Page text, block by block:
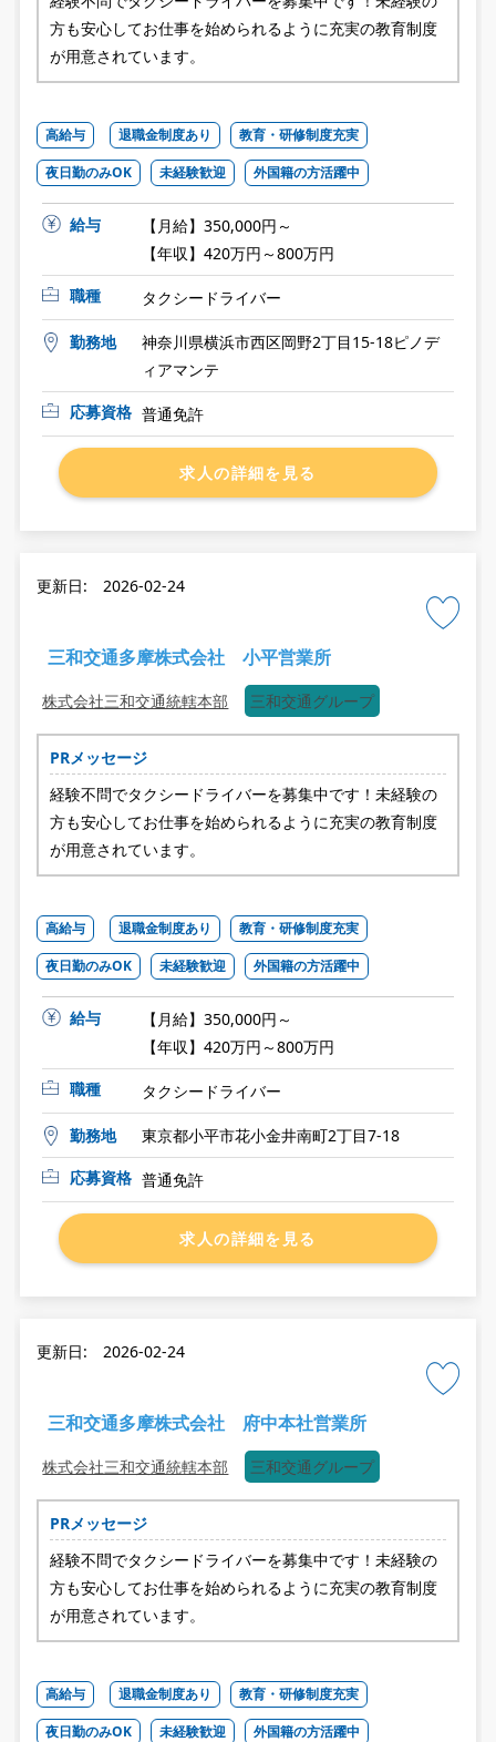
方も安心してお仕事を始められるように充実の教育制度
が用意されています。
高給与 退職金制度あり
教育・研修制度充実
夜日勤のみOK
未経験歓迎 外国籍の方活躍中
給与
【月給】350,000円～
【年収】420万円～800万円
職種
タクシードライバー
勤務地
神奈川県横浜市西区岡野2丁目15-18ピノデ
ィアマンテ
応募資格 普通免許
求人の詳細を見る
更新日: 2026-02-24
三和交通多摩株式会社 小平営業所
株式会社三和交通統轄本部 三和交通グループ
PRメッセージ
経験不問でタクシードライバーを募集中です！未経験の
方も安心してお仕事を始められるように充実の教育制度
が用意されています。
高給与 退職金制度あり
教育・研修制度充実
夜日勤のみOK
未経験歓迎 外国籍の方活躍中
給与
【月給】350,000円～
【年収】420万円～800万円
職種
タクシードライバー
勤務地
東京都小平市花小金井南町2丁目7-18
応募資格 普通免許
求人の詳細を見る
更新日: 2026-02-24
三和交通多摩株式会社 府中本社営業所
株式会社三和交通統轄本部 三和交通グループ
PRメッセージ
経験不問でタクシードライバーを募集中です！未経験の
方も安心してお仕事を始められるように充実の教育制度
が用意されています。
高給与 退職金制度あり
教育・研修制度充実
夜日勤のみOK
未経験歓迎 外国籍の方活躍中